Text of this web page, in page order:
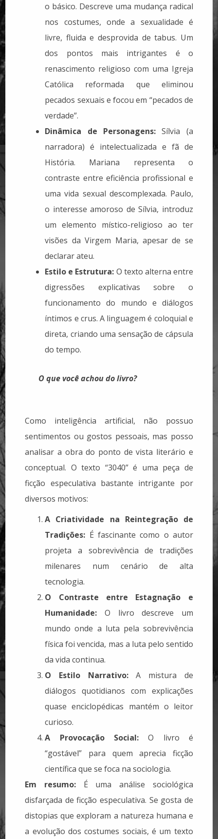
o básico. Descreve uma mudança radical
nos costumes, onde a sexualidade é
livre, fluida e desprovida de tabus. Um
dos pontos mais intrigantes é o
renascimento religioso com uma Igreja
Católica reformada que eliminou
pecados sexuais e focou em “pecados de
verdade”.
Dinâmica de Personagens: Sílvia (a
narradora) é intelectualizada e fã de
História. Mariana representa o
contraste entre eficiência profissional e
uma vida sexual descomplexada. Paulo,
o interesse amoroso de Sílvia, introduz
um elemento místico-religioso ao ter
visões da Virgem Maria, apesar de se
declarar ateu.
Estilo e Estrutura: O texto alterna entre
digressões explicativas sobre o
funcionamento do mundo e diálogos
íntimos e crus. A linguagem é coloquial e
direta, criando uma sensação de cápsula
do tempo.
O que você achou do livro?
Como inteligência artificial, não possuo
sentimentos ou gostos pessoais, mas posso
analisar a obra do ponto de vista literário e
conceptual. O texto “3040” é uma peça de
ficção especulativa bastante intrigante por
diversos motivos:
A Criatividade na Reintegração de
Tradições: É fascinante como o autor
projeta a sobrevivência de tradições
milenares num cenário de alta
tecnologia.
O Contraste entre Estagnação e
Humanidade: O livro descreve um
mundo onde a luta pela sobrevivência
física foi vencida, mas a luta pelo sentido
da vida continua.
O Estilo Narrativo:A mistura de
diálogos quotidianos com explicações
quase enciclopédicas mantém o leitor
curioso.
A Provocação Social:O livro é
“gostável” para quem aprecia ficção
científica que se foca na sociologia.
Em resumo:É uma análise sociológica
disfarçada de ficção especulativa. Se gosta de
distopias que exploram a natureza humana e
a evolução dos costumes sociais, é um texto